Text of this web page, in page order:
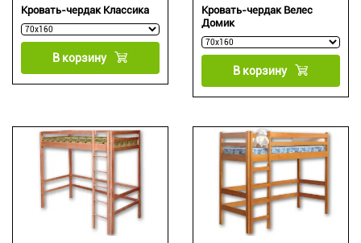
Кровать-чердак Классика
В корзину
Кровать-чердак Велес
Домик
В корзину